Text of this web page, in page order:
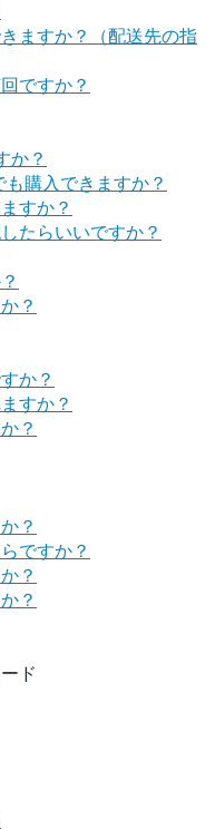
ますか？（配送先の指
ですか？
か？
購入できますか？
すか？
たらいいですか？
？
か？
すか？
？
？
ですか？
？
？